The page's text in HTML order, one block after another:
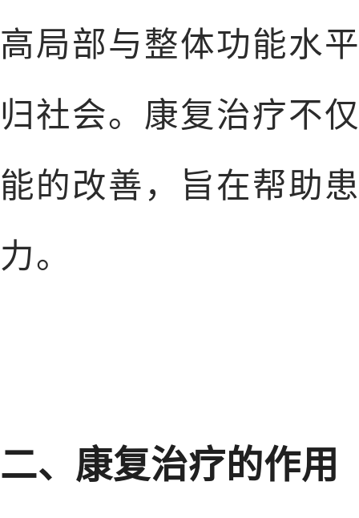
高局部与整体功能水
归社会。康复治疗不
能的改善，旨在帮助
力‌。
二、康复治疗的作用